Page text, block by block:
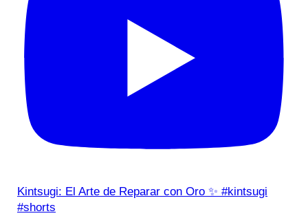
Kintsugi: El Arte de Reparar con Oro ✨ #kintsugi
#shorts